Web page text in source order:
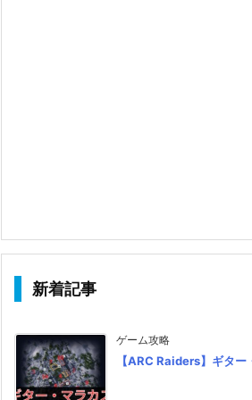
新着記事
ゲーム攻略
【ARC Raiders】ギタ